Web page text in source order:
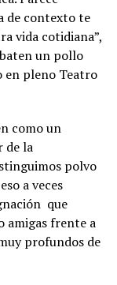
de contexto te
vida cotidiana”,
un pollo
en pleno Teatro
como un
de la
polvo
a veces
que
amigas frente a
profundos de